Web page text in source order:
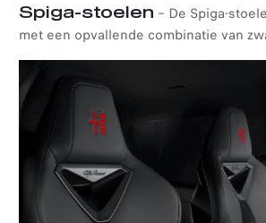
Spiga-stoelen – De Spiga-
met een opvallende combinatie van
en voorzien van het iconische
stoelen zijn elektronisch verstelbaar
een massagefunctie voor extra comfort.